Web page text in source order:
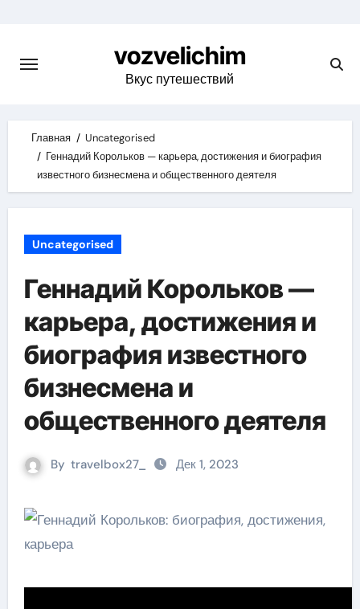
content
vozvelichim
Вкус путешествий
Главная
Uncategorised
Геннадий Корольков — карьера, достижения и биография
известного бизнесмена и общественного деятеля
Uncategorised
Геннадий Корольков —
карьера, достижения и
биография известного
бизнесмена и
общественного деятеля
By travelbox27_ Дек 1, 2023